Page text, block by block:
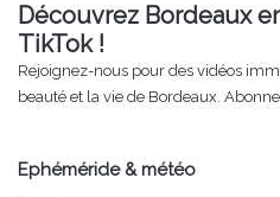
Découvrez Bordeaux
TikTok !
Rejoignez-nous pour des vidéos
beauté et la vie de Bordeaux.
Ephéméride & météo